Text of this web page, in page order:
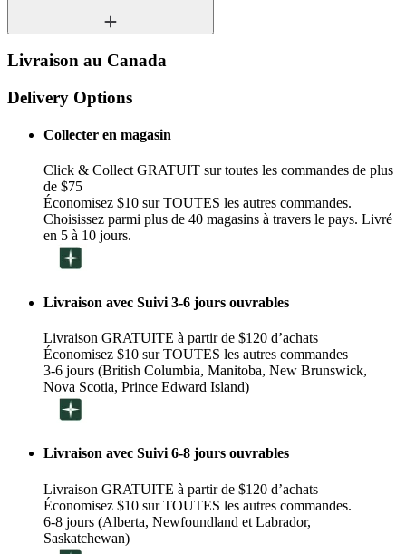
Livraison au Canada
Delivery Options
Collecter en magasin
Click & Collect GRATUIT sur toutes les commandes de plus
de $75
Économisez $10 sur TOUTES les autres commandes.
Choisissez parmi plus de 40 magasins à travers le pays. Livré
en 5 à 10 jours.
Livraison avec Suivi 3-6 jours ouvrables
Livraison GRATUITE à partir de $120 d’achats
Économisez $10 sur TOUTES les autres commandes
3-6 jours (British Columbia, Manitoba, New Brunswick,
Nova Scotia, Prince Edward Island)
Livraison avec Suivi 6-8 jours ouvrables
Livraison GRATUITE à partir de $120 d’achats
Économisez $10 sur TOUTES les autres commandes.
6-8 jours (Alberta, Newfoundland et Labrador,
Saskatchewan)